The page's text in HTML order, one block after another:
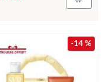
-14 %